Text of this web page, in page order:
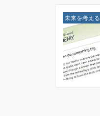
未来を考える